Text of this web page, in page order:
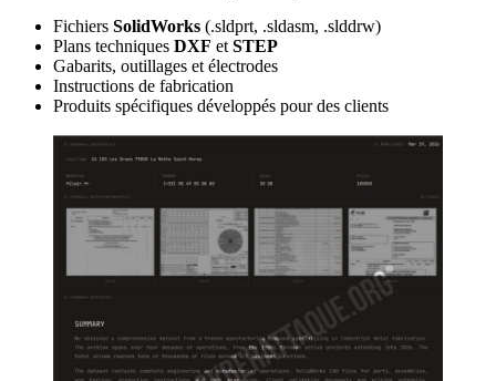
Fichiers SolidWorks (.sldprt, .sldasm, .slddrw)
Plans techniques DXF et STEP
Gabarits, outillages et électrodes
Instructions de fabrication
Produits spécifiques développés pour des clients